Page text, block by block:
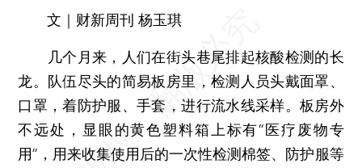
文｜财新周刊 杨玉琪
几个月来，人们在街头巷尾排起核酸检测的长
龙。队伍尽头的简易板房里，检测人员头戴面罩、
口罩，着防护服、手套，进行流水线采样。板房外
不远处，显眼的黄色塑料箱上标有“医疗废物专
用”，用来收集使用后的一次性检测棉签、防护服等